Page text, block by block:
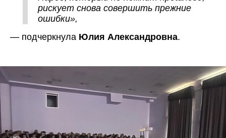
рискует снова совершить прежние
ошибки»,
— подчеркнула Юлия Александровна.